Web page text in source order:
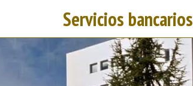
Servicios bancarios